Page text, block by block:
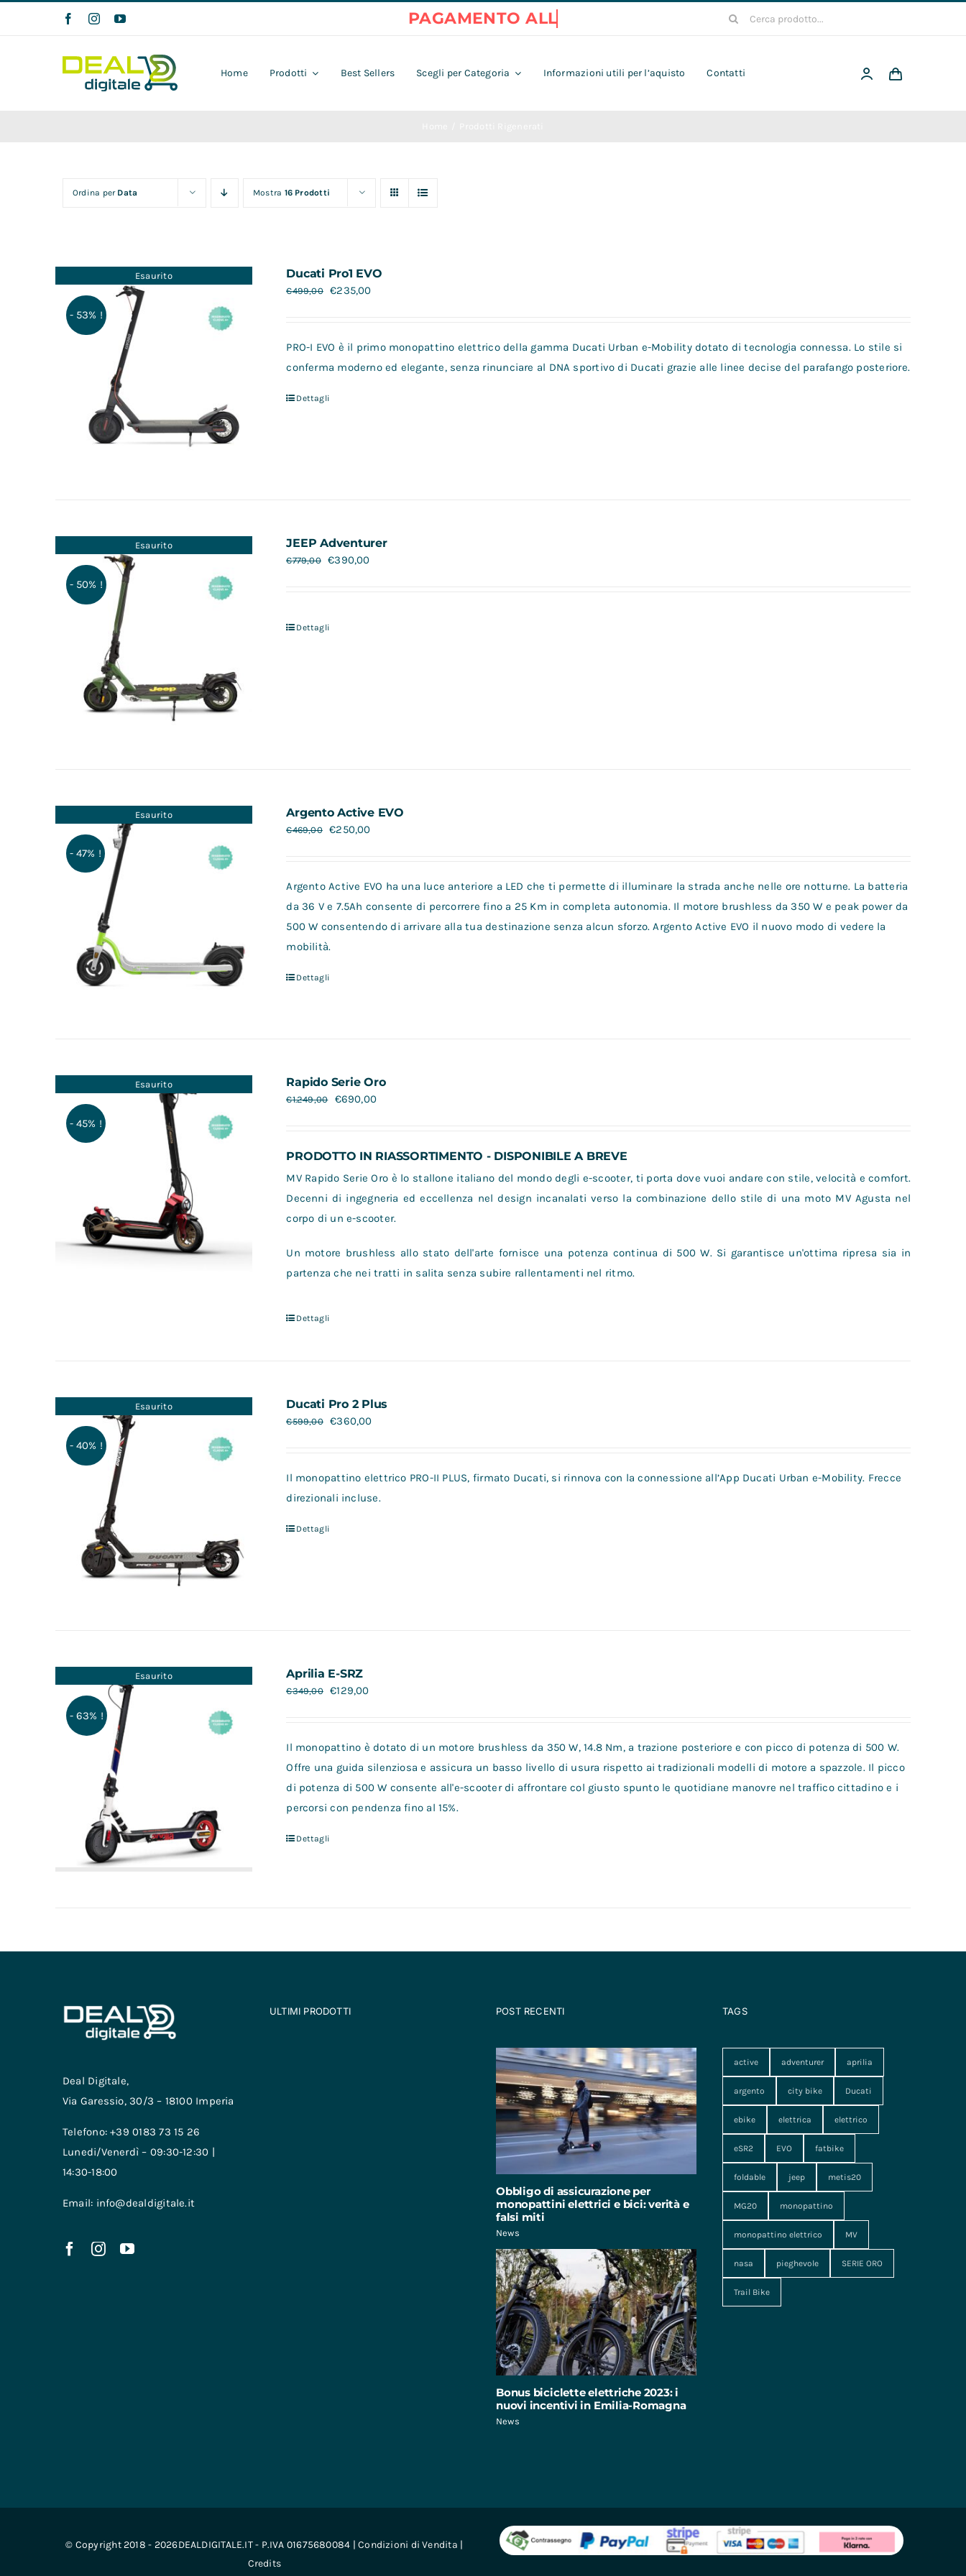
Cerca
Home Prodotti Best Sellers Scegli per Categoria Informazioni utili per l’aquisto Contatti
Ordina per Data Mostra 16 Prodotti
Esaurito
- 53% !
Ducati Pro1 EVO
€499,00 €235,00
PRO-I EVO è il primo monopattino elettrico della gamma Ducati Urban e-Mobility dotato di tecnologia connessa. Lo stile si
conferma moderno ed elegante, senza rinunciare al DNA sportivo di Ducati grazie alle linee decise del parafango posteriore.
Dettagli
Esaurito
- 50% !
JEEP Adventurer
€779,00 €390,00
Dettagli
Esaurito
- 47% !
Argento Active EVO
€469,00 €250,00
Argento Active EVO ha una luce anteriore a LED che ti permette di illuminare la strada anche nelle ore notturne. La batteria
da 36 V e 7.5Ah consente di percorrere fino a 25 Km in completa autonomia. Il motore brushless da 350 W e peak power da
500 W consentendo di arrivare alla tua destinazione senza alcun sforzo. Argento Active EVO il nuovo modo di vedere la
mobilità.
Dettagli
Esaurito
- 45% !
Rapido Serie Oro
€1.249,00 €690,00
PRODOTTO IN RIASSORTIMENTO - DISPONIBILE A BREVE
MV Rapido Serie Oro è lo stallone italiano del mondo degli e-scooter, ti porta dove vuoi andare con stile, velocità e comfort.
Decenni di ingegneria ed eccellenza nel design incanalati verso la combinazione dello stile di una moto MV Agusta nel
corpo di un e-scooter.
Un motore brushless allo stato dell'arte fornisce una potenza continua di 500 W. Si garantisce un'ottima ripresa sia in
partenza che nei tratti in salita senza subire rallentamenti nel ritmo.
Dettagli
Esaurito
- 40% !
Ducati Pro 2 Plus
€599,00 €360,00
Il monopattino elettrico PRO-II PLUS, firmato Ducati, si rinnova con la connessione all’App Ducati Urban e-Mobility. Frecce
direzionali incluse.
Dettagli
Esaurito
- 63% !
Aprilia E-SRZ
€349,00 €129,00
Il monopattino è dotato di un motore brushless da 350 W, 14.8 Nm, a trazione posteriore e con picco di potenza di 500 W.
Offre una guida silenziosa e assicura un basso livello di usura rispetto ai tradizionali modelli di motore a spazzole. Il picco
di potenza di 500 W consente all'e-scooter di affrontare col giusto spunto le quotidiane manovre nel traffico cittadino e i
percorsi con pendenza fino al 15%.
Dettagli
Deal Digitale,
Via Garessio, 30/3 – 18100 Imperia
Telefono: +39 0183 73 15 26
Lunedi/Venerdì – 09:30-12:30 |
14:30-18:00
Email: info@dealdigitale.it
ULTIMI PRODOTTI POST RECENTI
Obbligo di assicurazione per
monopattini elettrici e bici: verità e
falsi miti
News
Bonus biciclette elettriche 2023: i
nuovi incentivi in Emilia-Romagna
News
TAGS
active adventurer aprilia
argento city bike Ducati
ebike elettrica elettrico
eSR2 EVO fatbike
foldable jeep metis20
MG20 monopattino
monopattino elettrico MV
nasa pieghevole SERIE ORO
Trail Bike
© Copyright 2018 - 2026DEALDIGITALE.IT - P.IVA 01675680084 |Condizioni di Vendita |
Credits